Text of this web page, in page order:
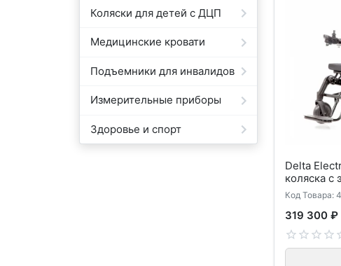
Коляски для детей с ДЦП
Медицинские кровати
Подъемники для инвалидов
Измерительные приборы
Здоровье и спорт
Delta
коляска с
Код Товара:
319 300 ₽